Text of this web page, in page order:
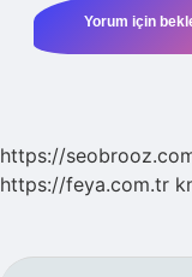
https://
https://feya.com.tr